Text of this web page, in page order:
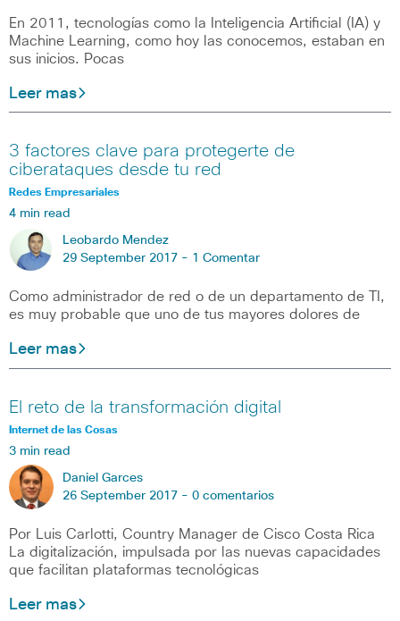
En 2011, tecnologías como la Inteligencia Artificial (IA) y
Machine Learning, como hoy las conocemos, estaban en
sus inicios. Pocas
Leer mas
3 factores clave para protegerte de
ciberataques desde tu red
Redes Empresariales
4 min read
Leobardo Mendez
29 September 2017 - 1 Comentar
Como administrador de red o de un departamento de TI,
es muy probable que uno de tus mayores dolores de
Leer mas
El reto de la transformación digital
Internet de las Cosas
3 min read
Daniel Garces
26 September 2017 - 0 comentarios
Por Luis Carlotti, Country Manager de Cisco Costa Rica
La digitalización, impulsada por las nuevas capacidades
que facilitan plataformas tecnológicas
Leer mas